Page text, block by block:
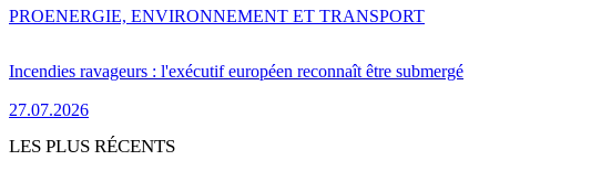
Incendies ravageurs : l'exécutif européen reconnaît être submergé
27.07.2026
PROENERGIE, ENVIRONNEMENT ET TRANSPORT
LES PLUS RÉCENTS